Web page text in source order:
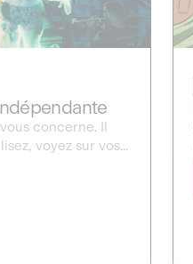
concerne. Il
voyez sur vos
de la culture